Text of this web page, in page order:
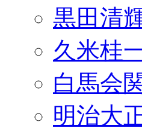
黒田清
久米桂
白馬会
明治大